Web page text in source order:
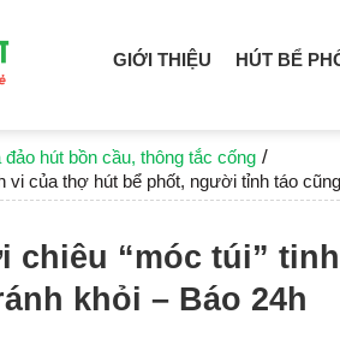
GIỚI THIỆU HÚT BỂ
hút bồn cầu, thông tắc cống /
vi của thợ hút bể phốt, người tỉnh táo
chiêu “móc túi”
khỏi – Báo 24h